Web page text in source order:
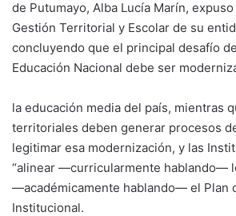
de Putumayo, Alba Lucía Marín,
Gestión Territorial y Escolar de su
concluyendo que el principal desafío
Educación Nacional debe ser
la educación media del país, mientras
territoriales deben generar procesos
legitimar esa modernización, y las
“alinear —curricularmente hablando—
—académicamente hablando— el Plan
Institucional.